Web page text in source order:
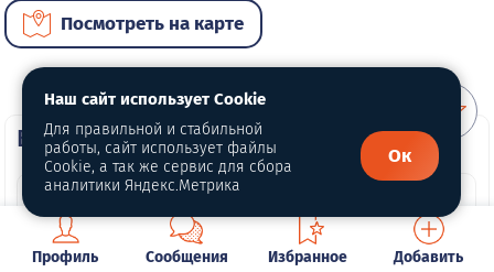
Посмотреть на карте
ВИП автомобили
Профиль Сообщения Избранное Добавить
Наш сайт использует Cookie
Для правильной и стабильной
работы, сайт использует файлы
Cookie, а так же сервис для сбора
аналитики Яндекс.Метрика
Ок